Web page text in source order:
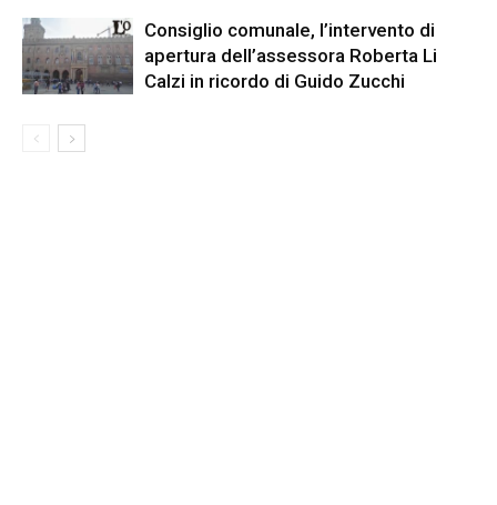
Consiglio comunale, l’intervento di
apertura dell’assessora Roberta Li
Calzi in ricordo di Guido Zucchi